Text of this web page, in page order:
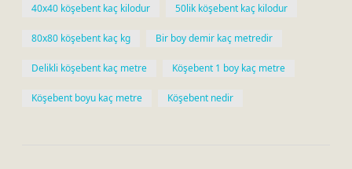
40x40 köşebent kaç kilodur 50lik köşebent kaç kilodur
80x80 köşebent kaç kg Bir boy demir kaç metredir
Delikli köşebent kaç metre Köşebent 1 boy kaç metre
Köşebent boyu kaç metre Köşebent nedir